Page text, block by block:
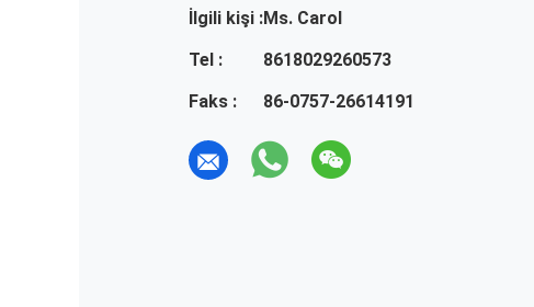
İlgili kişi :Ms. Carol
Tel :
8618029260573
Faks :
86-0757-26614191